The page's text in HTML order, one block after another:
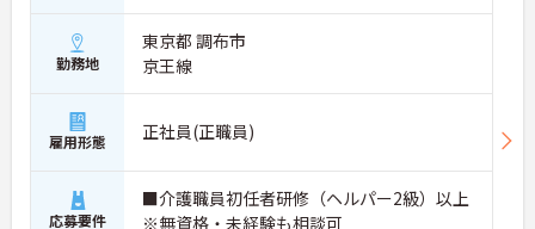
勤務地
東京都 調布市
京王線
雇用形態 正社員(正職員)
応募要件
■介護職員初任者研修（ヘルパー2級）以上
※無資格・未経験も相談可